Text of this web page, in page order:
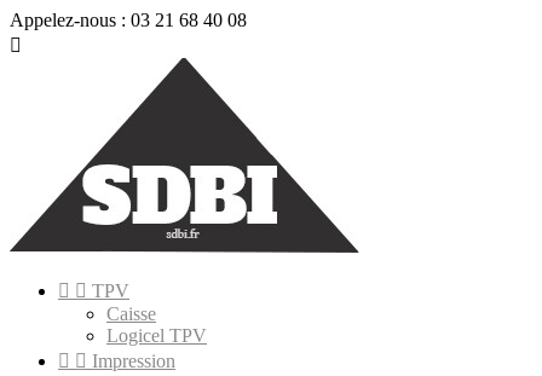
Appelez-nous : 03 21 68 40 08

  TPV
Caisse
Logicel TPV
  Impression